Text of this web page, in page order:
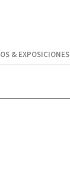
& EXPOSICIONES